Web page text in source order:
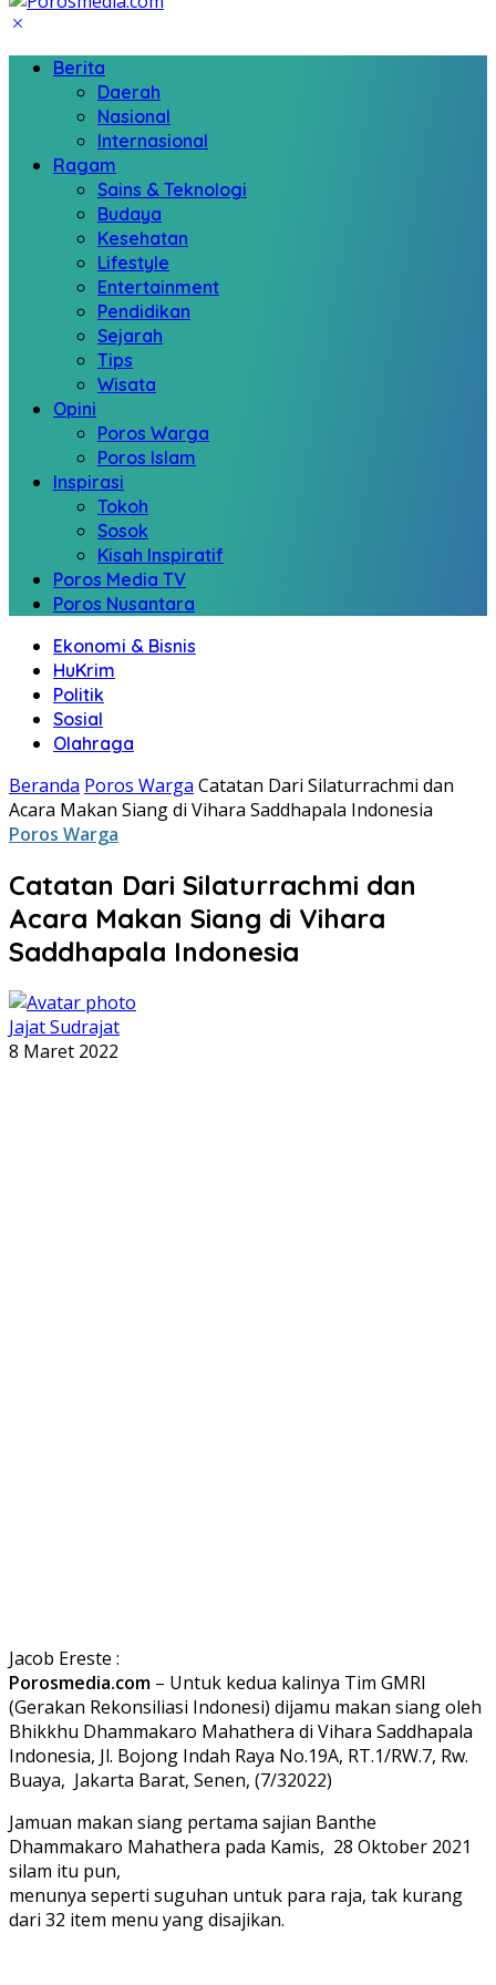
Berita
Daerah
Nasional
Internasional
Ragam
Sains & Teknologi
Budaya
Kesehatan
Lifestyle
Entertainment
Pendidikan
Sejarah
Tips
Wisata
Opini
Poros Warga
Poros Islam
Inspirasi
Tokoh
Sosok
Kisah Inspiratif
Poros Media TV
Poros Nusantara
Ekonomi & Bisnis
HuKrim
Politik
Sosial
Olahraga
Beranda Poros Warga Catatan Dari Silaturrachmi dan
Acara Makan Siang di Vihara Saddhapala Indonesia
Poros Warga
Catatan Dari Silaturrachmi dan
Acara Makan Siang di Vihara
Saddhapala Indonesia
Jajat Sudrajat
8 Maret 2022
Jacob Ereste :
Porosmedia.com – Untuk kedua kalinya Tim GMRI
(Gerakan Rekonsiliasi Indonesi) dijamu makan siang oleh
Bhikkhu Dhammakaro Mahathera di Vihara Saddhapala
Indonesia, Jl. Bojong Indah Raya No.19A, RT.1/RW.7, Rw.
Buaya, Jakarta Barat, Senen, (7/32022)
Jamuan makan siang pertama sajian Banthe
Dhammakaro Mahathera pada Kamis, 28 Oktober 2021
silam itu pun,
menunya seperti suguhan untuk para raja, tak kurang
dari 32 item menu yang disajikan.